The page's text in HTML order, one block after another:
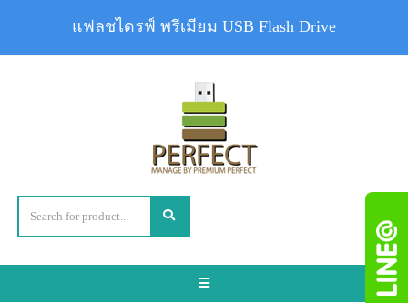
Toggle
แฟลชไดรฟ์ พรีเมียม USB Flash Drive